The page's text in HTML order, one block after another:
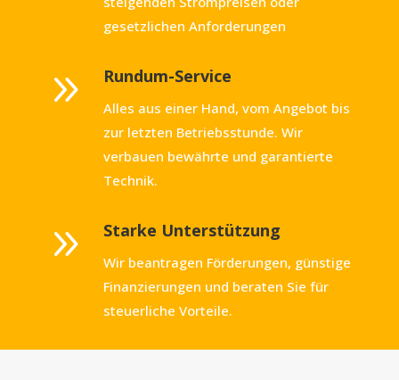
gesetzlichen Anforderungen
9 Rundum-Service
Alles aus einer Hand, vom Angebot bis
zur letzten Betriebsstunde. Wir
verbauen bewährte und garantierte
Technik.
9 Starke Unterstützung
Wir beantragen Förderungen, günstige
Finanzierungen und beraten Sie für
steuerliche Vorteile.